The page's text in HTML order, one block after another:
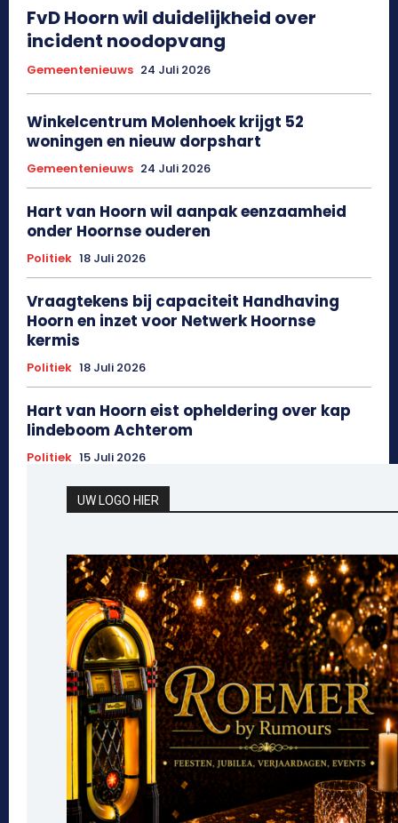
FvD Hoorn wil duidelijkheid over
incident noodopvang
Gemeentenieuws 24 Juli 2026
Winkelcentrum Molenhoek krijgt 52
woningen en nieuw dorpshart
Gemeentenieuws 24 Juli 2026
Hart van Hoorn wil aanpak eenzaamheid
onder Hoornse ouderen
Politiek 18 Juli 2026
Vraagtekens bij capaciteit Handhaving
Hoorn en inzet voor Netwerk Hoornse
kermis
Politiek 18 Juli 2026
Hart van Hoorn eist opheldering over kap
lindeboom Achterom
Politiek 15 Juli 2026
UW LOGO HIER